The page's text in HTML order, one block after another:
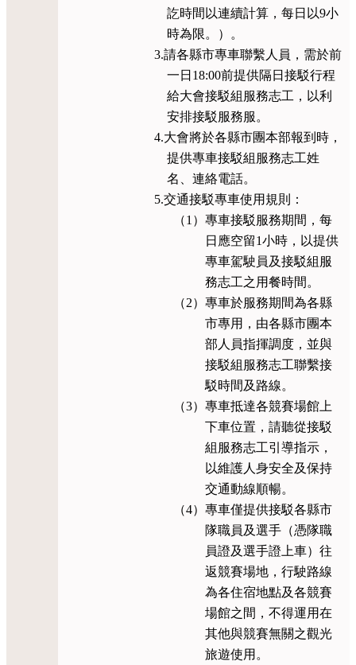
訖時間以連續計算，每日以9小
時為限。）。
3.請各縣市專車聯繫人員，需於前
一日18:00前提供隔日接駁行程
給大會接駁組服務志工，以利
安排接駁服務服。
4.大會將於各縣市團本部報到時，
提供專車接駁組服務志工姓
名、連絡電話。
5.交通接駁專車使用規則：
（1）專車接駁服務期間，每
日應空留1小時，以提供
專車駕駛員及接駁組服
務志工之用餐時間。
（2）專車於服務期間為各縣
市專用，由各縣市團本
部人員指揮調度，並與
接駁組服務志工聯繫接
駁時間及路線。
（3）專車抵達各競賽場館上
下車位置，請聽從接駁
組服務志工引導指示，
以維護人身安全及保持
交通動線順暢。
（4）專車僅提供接駁各縣市
隊職員及選手（憑隊職
員證及選手證上車）往
返競賽場地，行駛路線
為各住宿地點及各競賽
場館之間，不得運用在
其他與競賽無關之觀光
旅遊使用。